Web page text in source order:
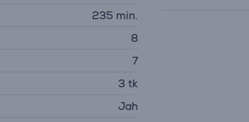
235 min.
8
7
3 tk
Jah